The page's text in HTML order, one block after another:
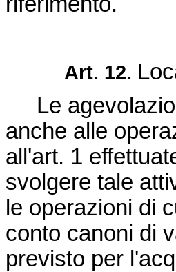
Art. 12.
Le
anche alle
all'art. 1
svolgere tale
le operazioni di
conto canoni di
previsto per